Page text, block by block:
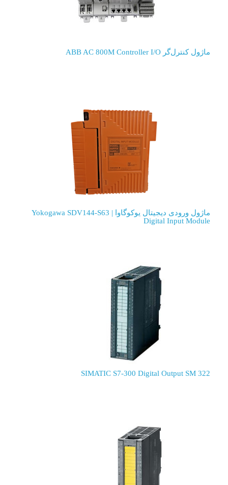
ماژول کنترل‌گر ABB AC 800M Controller I/O
ماژول ورودی دیجیتال یوکوگاوا | Yokogawa SDV144-S63
Digital Input Module
SIMATIC S7-300 Digital Output SM 322